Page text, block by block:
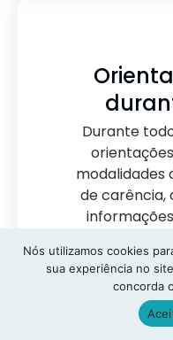
Durante
modalidades
de carência,
Nós utilizamos cookies
sua experiência no
concorda